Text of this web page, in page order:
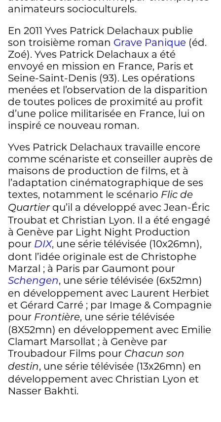
animateurs socioculturels.
En 2011 Yves Patrick Delachaux publie
son troisième roman Grave Panique (éd.
Zoé). Yves Patrick Delachaux a été
envoyé en mission en France, Paris et
Seine-Saint-Denis (93). Les opérations
menées et l’observation de la disparition
de toutes polices de proximité au profit
d’une police militarisée en France, lui on
inspiré ce nouveau roman.
Yves Patrick Delachaux travaille encore
comme scénariste et conseiller auprès de
maisons de production de films, et à
l’adaptation cinématographique de ses
textes, notamment le scénario Flic de
Quartierqu’il a développé avec Jean-Éric
Troubat et Christian Lyon. Il a été engagé
à Genève par Light Night Production
pour DIX, une série télévisée (10x26mn),
dont l’idée originale est de Christophe
Marzal ; à Paris par Gaumont pour
Schengen, une série télévisée (6x52mn)
en développement avec Laurent Herbiet
et Gérard Carré ; par Image & Compagnie
pour Frontière, une série télévisée
(8X52mn) en développement avec Emilie
Clamart Marsollat ; à Genève par
Troubadour Films pour Chacun son
destin, une série télévisée (13x26mn) en
développement avec Christian Lyon et
Nasser Bakhti.